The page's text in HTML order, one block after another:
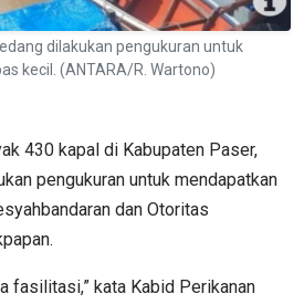
dilakukan pengukuran untuk
kecil. (ANTARA/R. Wartono)
430 kapal di Kabupaten Paser,
pengukuran untuk mendapatkan
dan Otoritas
fasilitasi,” kata Kabid Perikanan